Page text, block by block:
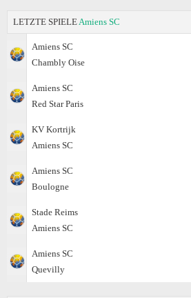
LETZTE SPIELE Amiens SC
Amiens SC
Chambly Oise
Amiens SC
Red Star Paris
KV Kortrijk
Amiens SC
Amiens SC
Boulogne
Stade Reims
Amiens SC
Amiens SC
Quevilly